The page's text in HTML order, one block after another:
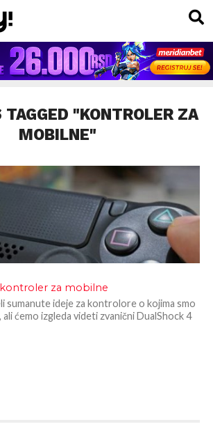
"KONTROLER ZA
MOBILNE"
za mobilne
sumanute ideje za kontrolore o kojima smo
ćemo izgleda videti zvanični DualShock 4